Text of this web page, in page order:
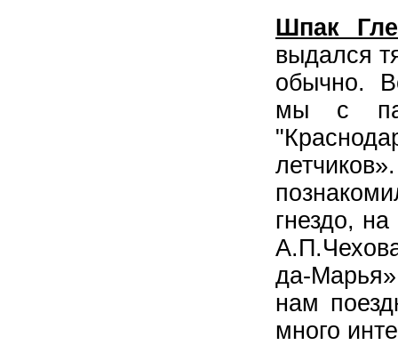
Шпак
выдался
обычно.
мы с
гнездо,
да-
нам
много